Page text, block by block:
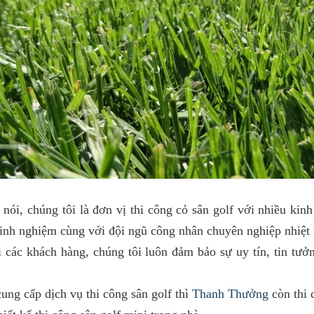
nói, chúng tôi là đơn vị thi công cỏ sân golf với nhiều
nghiệm cùng với đội ngũ công nhân chuyên nghiệp nhiệt
khách hàng, chúng tôi luôn đảm bảo sự uy tín, tin
cấp dịch vụ thi công sân golf thì Thanh Thưởng còn thi